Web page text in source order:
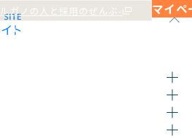
ガノの人と採用のぜんぶ-
人働く環境と制度
マイペ